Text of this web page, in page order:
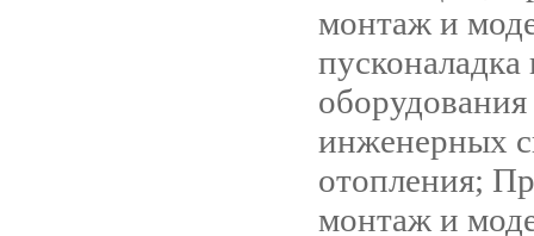
монтаж и
пусконаладка
инженерных
отопления;
монтаж и